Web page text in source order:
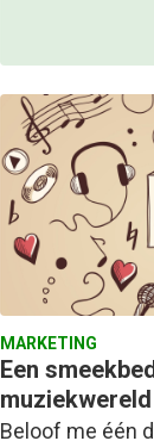
MARKETING
Een
muziekwereld
Beloof me één